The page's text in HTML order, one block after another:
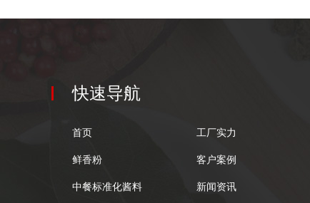
快速导航
首页 工厂实力
鲜香粉 客户案例
中餐标准化酱料 新闻资讯